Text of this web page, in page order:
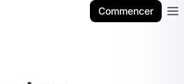
Commencer